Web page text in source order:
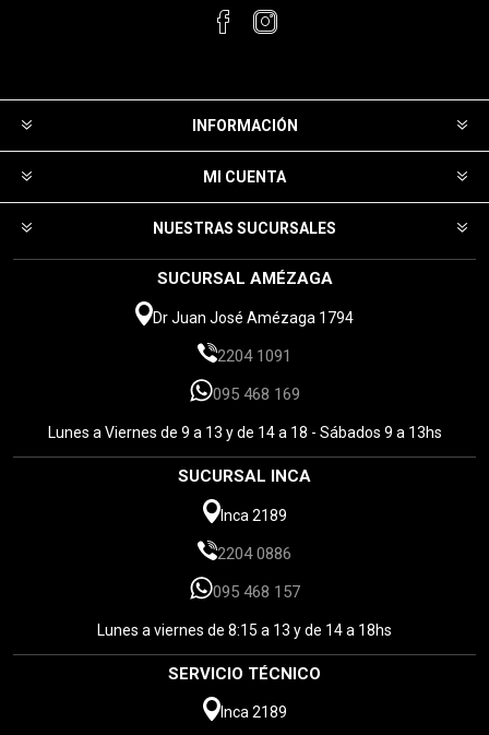
INFORMACIÓN
MI CUENTA
NUESTRAS SUCURSALES
SUCURSAL AMÉZAGA
Dr Juan José Amézaga 1794
2204 1091
095 468 169
Lunes a Viernes de 9 a 13 y de 14 a 18 - Sábados 9 a 13hs
SUCURSAL INCA
Inca 2189
2204 0886
095 468 157
Lunes a viernes de 8:15 a 13 y de 14 a 18hs
SERVICIO TÉCNICO
Inca 2189